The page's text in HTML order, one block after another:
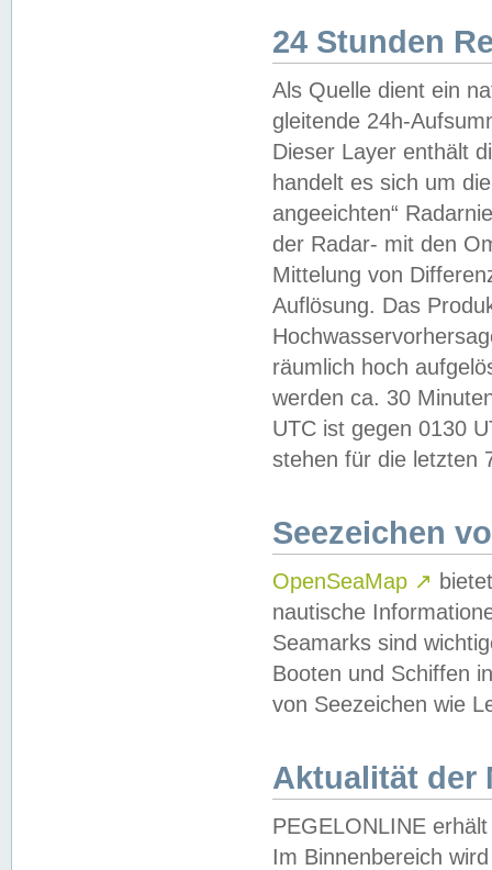
24 Stunden
Als Quelle dient ein
gleitende 24h-
Dieser Layer enthält
handelt es sich um
angeeichten“
der Radar- mit den
Mittelung von
Auflösung. Das
räumlich hoch
werden ca. 30
UTC ist gegen 0130
stehen für die letzten
Seezeichen
OpenSeaMap ↗
nautische
Seamarks sind
Booten und Schiffen
von Seezeichen wie
Aktualität der
PEGELONLINE
Im Binnenbereich